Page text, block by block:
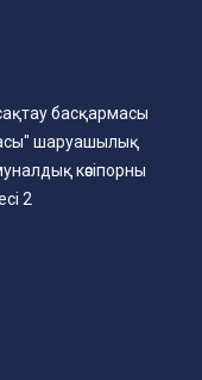
басқармасы
шаруашылық
кәсіпорны
2